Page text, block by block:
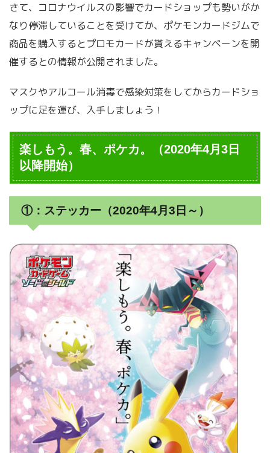
さて、コロナウイルスの影響でカードショップも勢いがか
なり停滞していることを受けてか、ポケモンカードジムで
商品を購入するとプロモカードが貰えるキャンペーンを開
催するとの情報が公開されました。
マスクやアルコール消毒で感染対策をしてからカードショ
ップに足を運び、入手しましょう！
楽しもう。春、ポケカ。（2020年4月3日
以降開始）
①：ステッカー（2020年4月3日～）